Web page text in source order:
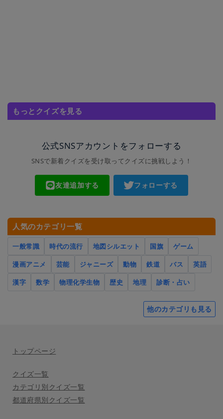
もっとクイズを見る
公式SNSアカウントをフォローする
SNSで新着クイズを受け取ってクイズに挑戦しよう！
友達追加する フォローする
人気のカテゴリ一覧
一般常識 時代の流行 地図シルエット 国旗
ゲーム
漫画アニメ
芸能 ジャニーズ 動物 鉄道 バス
英語
漢字
数学 物理化学生物 歴史 地理 診断・占い
他のカテゴリも見る
トップページ
クイズ一覧
カテゴリ別クイズ一覧
都道府県別クイズ一覧